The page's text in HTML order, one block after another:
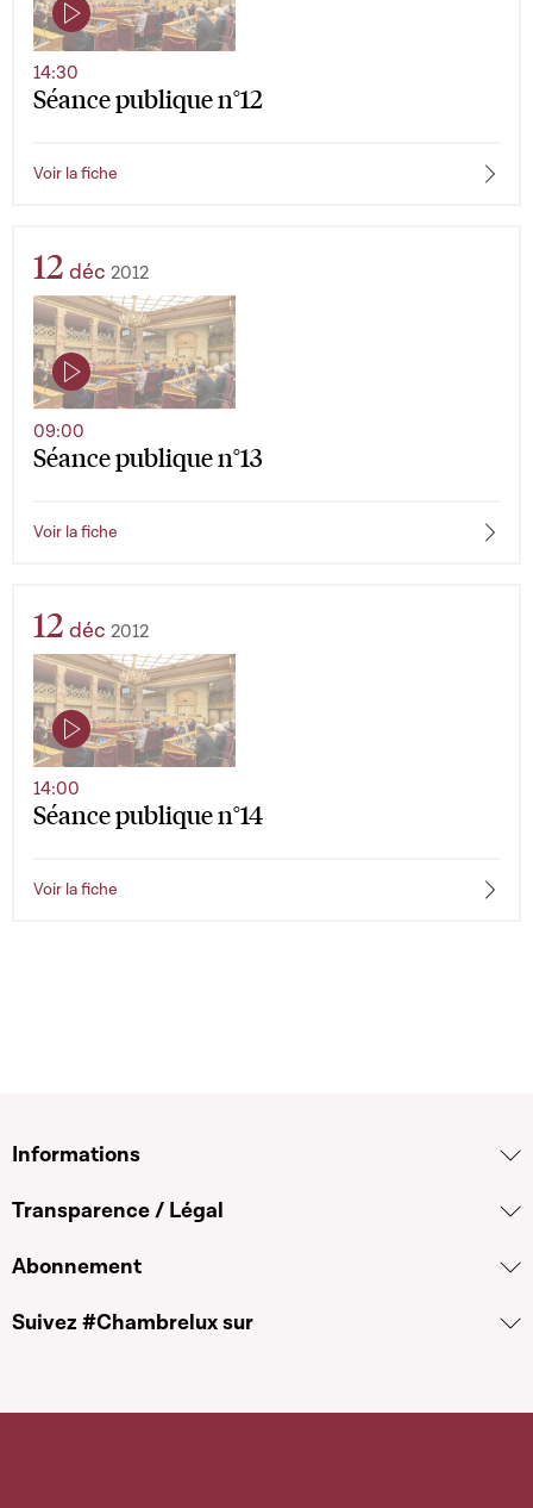
Séance publique n°12
14:30
Voir la fiche
12 déc 2012
Séance publique n°13
09:00
Voir la fiche
12 déc 2012
Séance publique n°14
14:00
Voir la fiche
Informations
Transparence / Légal
Abonnement
Suivez #Chambrelux sur